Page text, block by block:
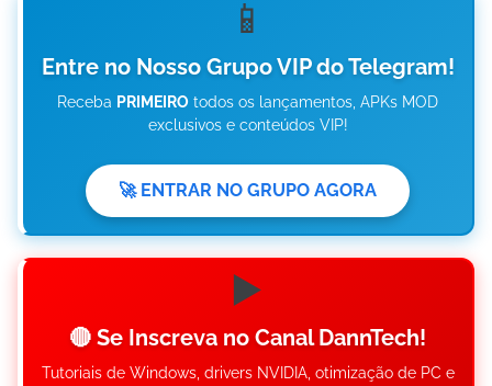
📱
Entre no Nosso Grupo VIP do Telegram!
Receba PRIMEIRO todos os lançamentos, APKs MOD
exclusivos e conteúdos VIP!
🚀 ENTRAR NO GRUPO AGORA
▶️
🔴 Se Inscreva no Canal DannTech!
Tutoriais de Windows, drivers NVIDIA, otimização de PC e